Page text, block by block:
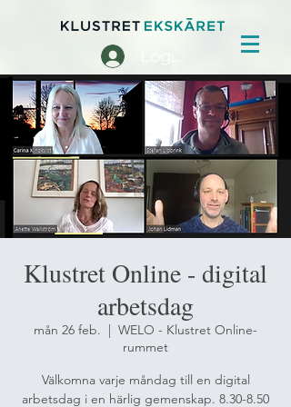
Klustret Online - digital
arbetsdag
mån 26 feb.
  |
WELO - Klustret Online-
rummet
Välkomna varje måndag till en digital
arbetsdag i en härlig gemenskap. 8.30-8.50